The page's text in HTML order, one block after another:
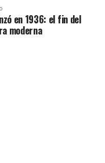
en 1936: el fin del
moderna